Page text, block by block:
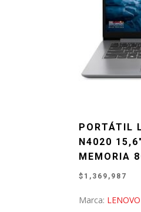
PORTÁTIL
N4020
MEMORIA
$ 1,369,987
Marca: LENOVO